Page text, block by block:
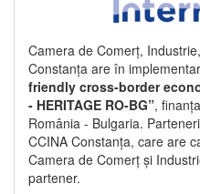
Camera de Comerț,
Constanța are în
friendly cross-border
- HERITAGE RO-BG”,
România - Bulgaria.
CCINA Constanța, care are
Camera de Comerț și
partener.